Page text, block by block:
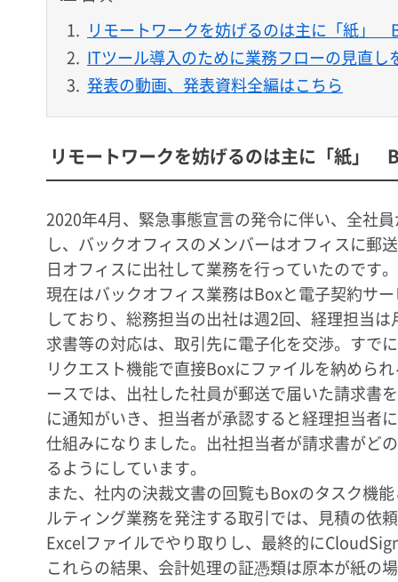
リモートワークを妨げるのは主に「紙」
ITツール導入のために業務フローの見直し
発表の動画、発表資料全編はこちら
リモートワークを妨げるのは主に「紙」
2020年4月、緊急事態宣言の発令に伴い、全社
し、バックオフィスのメンバーはオフィスに郵
日オフィスに出社して業務を行っていたのです。
現在はバックオフィス業務はBoxと電子契約サ
しており、総務担当の出社は週2回、経理担当
求書等の対応は、取引先に電子化を交渉。すで
リクエスト機能で直接Boxにファイルを納めら
ースでは、出社した社員が郵送で届いた請求書
に通知がいき、担当者が承認すると経理担当者
仕組みになりました。出社担当者が請求書がど
るようにしています。
また、社内の決裁文書の回覧もBoxのタスク機
ルティング業務を発注する取引では、見積の依
Excelファイルでやり取りし、最終的に
これらの結果、会計処理の証憑類は原本が紙の